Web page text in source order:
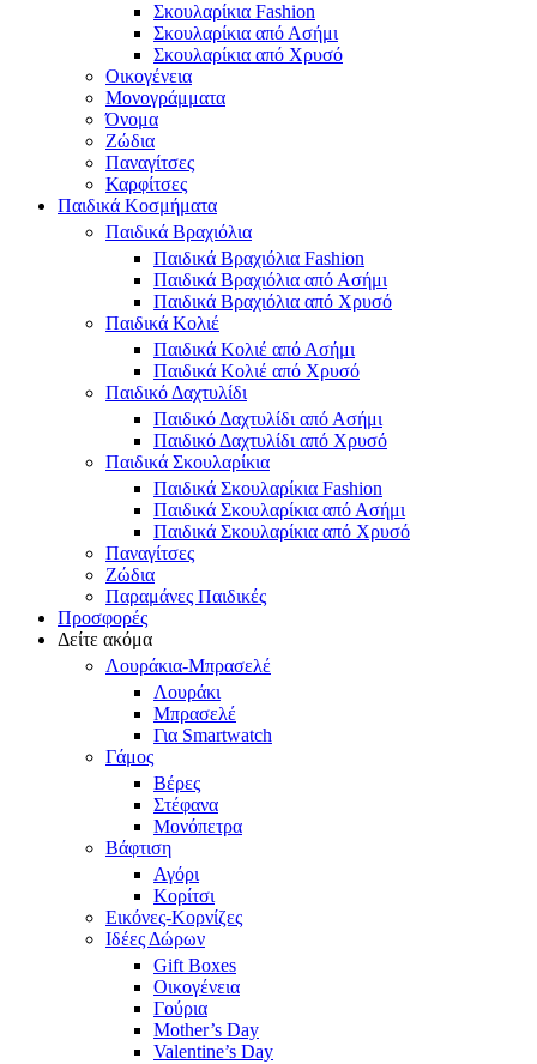
Σκουλαρίκια Fashion
Σκουλαρίκια από Ασήμι
Σκουλαρίκια από Χρυσό
Οικογένεια
Μονογράμματα
Όνομα
Ζώδια
Παναγίτσες
Καρφίτσες
Παιδικά Κοσμήματα
Παιδικά Βραχιόλια
Παιδικά Βραχιόλια Fashion
Παιδικά Βραχιόλια από Ασήμι
Παιδικά Βραχιόλια από Χρυσό
Παιδικά Κολιέ
Παιδικά Κολιέ από Ασήμι
Παιδικά Κολιέ από Χρυσό
Παιδικό Δαχτυλίδι
Παιδικό Δαχτυλίδι από Ασήμι
Παιδικό Δαχτυλίδι από Χρυσό
Παιδικά Σκουλαρίκια
Παιδικά Σκουλαρίκια Fashion
Παιδικά Σκουλαρίκια από Ασήμι
Παιδικά Σκουλαρίκια από Χρυσό
Παναγίτσες
Ζώδια
Παραμάνες Παιδικές
Προσφορές
Δείτε ακόμα
Λουράκια-Μπρασελέ
Λουράκι
Μπρασελέ
Για Smartwatch
Γάμος
Βέρες
Στέφανα
Μονόπετρα
Βάφτιση
Αγόρι
Κορίτσι
Εικόνες-Κορνίζες
Ιδέες Δώρων
Gift Boxes
Οικογένεια
Γούρια
Mother’s Day
Valentine’s Day